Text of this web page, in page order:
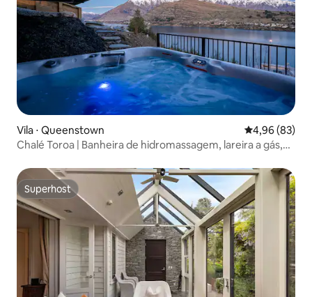
Vila ⋅ Queenstown 4,96 de uma
4,96 (83)
Chalé Toroa | Banheira de hidromassagem, lareira a gás,
Superhost
Superhost